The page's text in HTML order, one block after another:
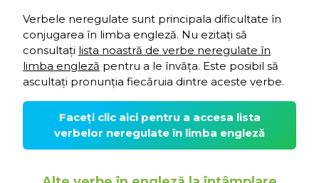
Verbele neregulate sunt principala dificultate în
conjugarea în limba engleză. Nu ezitați să
consultați lista noastră de verbe neregulate în
limba engleză pentru a le învăța. Este posibil să
ascultați pronunția fiecăruia dintre aceste verbe.
Faceți clic aici pentru a accesa lista
verbelor neregulate în limba engleză